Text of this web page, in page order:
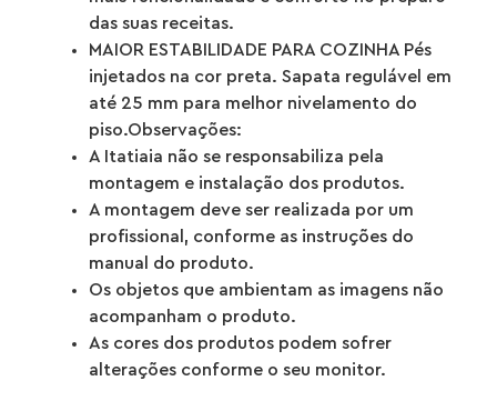
das suas receitas.
MAIOR ESTABILIDADE PARA COZINHA Pés
injetados na cor preta. Sapata regulável em
até 25 mm para melhor nivelamento do
piso.Observações:
A Itatiaia não se responsabiliza pela
montagem e instalação dos produtos.
A montagem deve ser realizada por um
profissional, conforme as instruções do
manual do produto.
Os objetos que ambientam as imagens não
acompanham o produto.
As cores dos produtos podem sofrer
alterações conforme o seu monitor.